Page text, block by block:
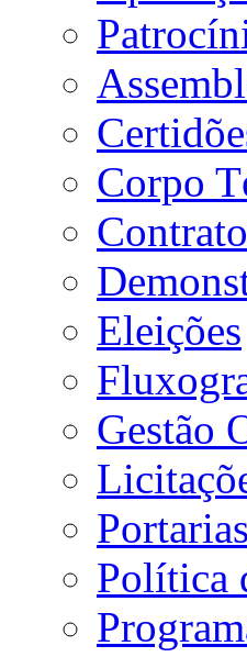
Corpo
Eleições
Gestão
Portarias
Política